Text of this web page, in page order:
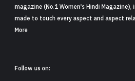
कुछ महीनों बाद मॉनसून
मोहल्ले पानी में नहीं डूबे.
सरकार नहीं पहुंची, वहां